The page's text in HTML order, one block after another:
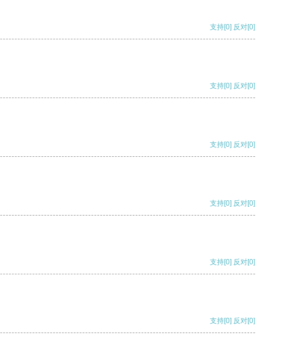
支持[0] 反对[0]
支持[0] 反对[0]
支持[0] 反对[0]
支持[0] 反对[0]
支持[0] 反对[0]
支持[0] 反对[0]